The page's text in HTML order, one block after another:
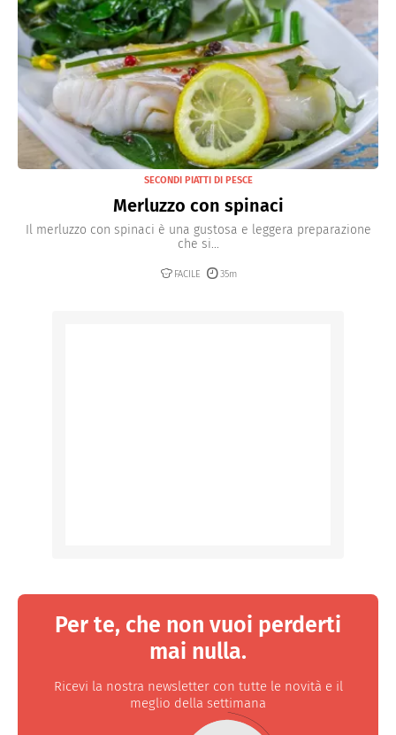
SECONDI PIATTI DI PESCE
Merluzzo con spinaci
Il merluzzo con spinaci è una gustosa e leggera preparazione
che si...
FACILE 35m
Per te, che non vuoi perderti
mai nulla.
Ricevi la nostra newsletter con tutte le novità e il
meglio della settimana